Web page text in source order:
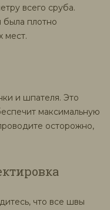
всего сруба.
была плотно
мест.
и шпателя. Это
максимальную
осторожно,
что все швы